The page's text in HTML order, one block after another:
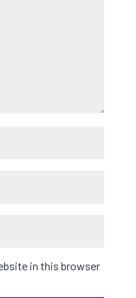
in this browser